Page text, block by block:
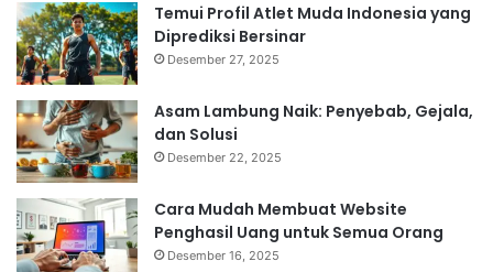
Temui Profil Atlet Muda Indonesia yang
Diprediksi Bersinar
Desember 27, 2025
Asam Lambung Naik: Penyebab, Gejala,
dan Solusi
Desember 22, 2025
Cara Mudah Membuat Website
Penghasil Uang untuk Semua Orang
Desember 16, 2025